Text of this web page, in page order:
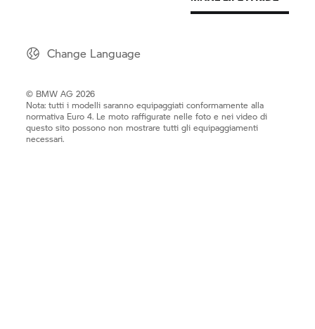
Change Language
© BMW AG 2026
Nota: tutti i modelli saranno equipaggiati conformamente alla
normativa Euro 4. Le moto raffigurate nelle foto e nei video di
questo sito possono non mostrare tutti gli equipaggiamenti
necessari.